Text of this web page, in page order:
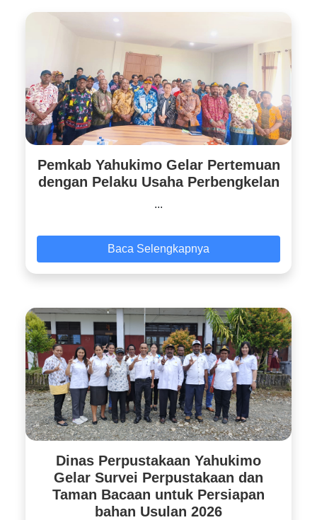
Pemkab Yahukimo Gelar Pertemuan
dengan Pelaku Usaha Perbengkelan
...
Baca Selengkapnya
Dinas Perpustakaan Yahukimo
Gelar Survei Perpustakaan dan
Taman Bacaan untuk Persiapan
bahan Usulan 2026